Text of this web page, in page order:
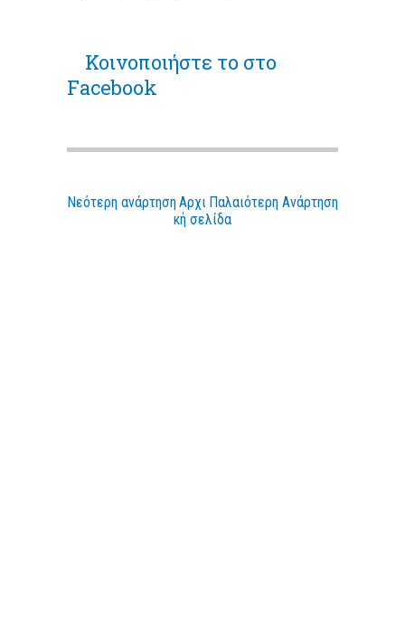
Κοινοποιήστε το στο
Facebook
Νεότερη ανάρτηση Παλαιότερη Ανάρτηση
Αρχι
κή σελίδα